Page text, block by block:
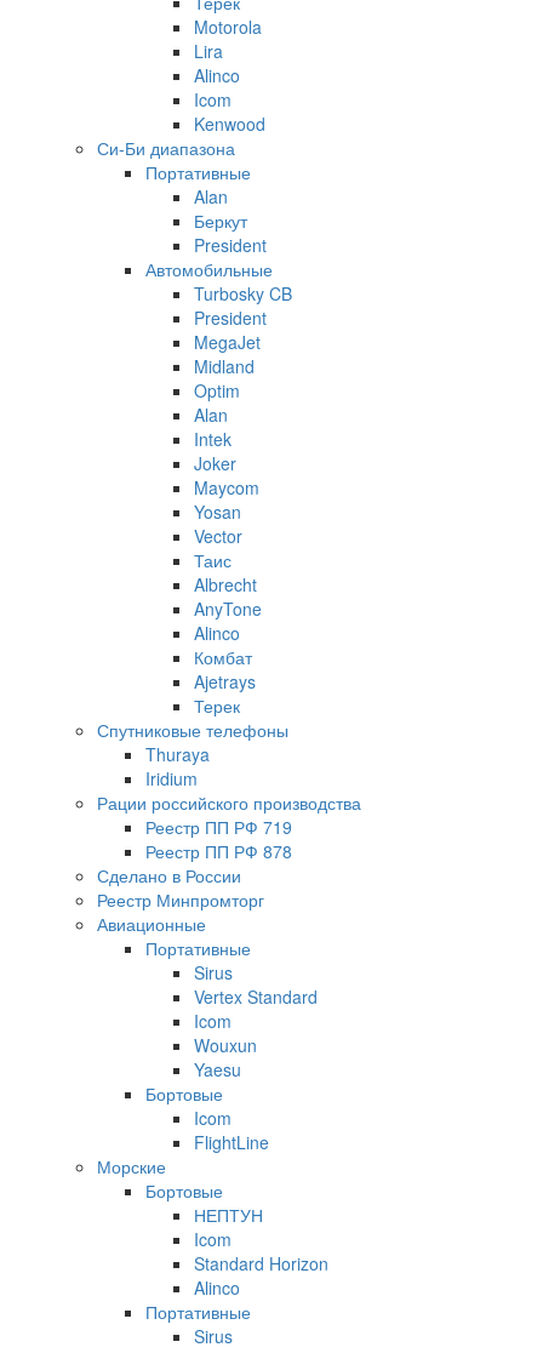
Motorola
Lira
Alinco
Icom
Kenwood
Си-Би диапазона
Портативные
Alan
Беркут
President
Автомобильные
Turbosky CB
President
MegaJet
Midland
Optim
Alan
Intek
Joker
Maycom
Yosan
Vector
Таис
Albrecht
AnyTone
Alinco
Комбат
Ajetrays
Терек
Спутниковые телефоны
Thuraya
Iridium
Рации российского производства
Реестр ПП РФ 719
Реестр ПП РФ 878
Сделано в России
Реестр Минпромторг
Авиационные
Портативные
Sirus
Vertex Standard
Icom
Wouxun
Yaesu
Бортовые
Icom
FlightLine
Морские
Бортовые
НЕПТУН
Icom
Standard Horizon
Alinco
Портативные
Sirus